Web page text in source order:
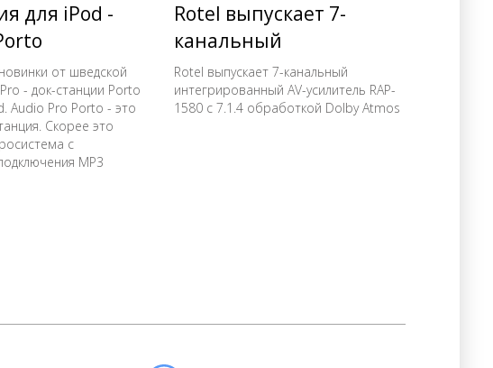
для iPod -
от шведской
- док-станции Porto
Audio Pro Porto - это
Скорее это
с
МР3
Rotel выпускает 7-
канальный
интегрированный AV-
усилитель RAP-1580 с
7.1.4 обработкой Dolby
Rotel выпускает 7-канальный
интегрированный AV-усилитель RAP-
1580 с 7.1.4 обработкой Dolby Atmos